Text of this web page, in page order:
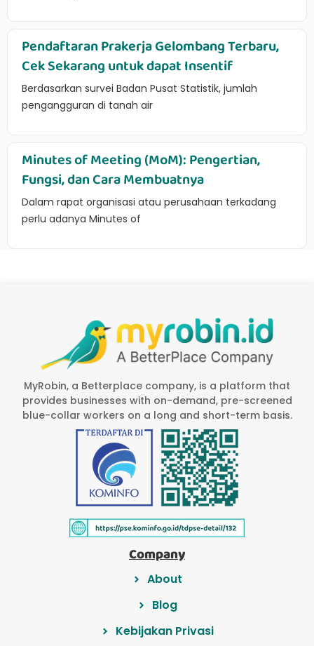
Pendaftaran Prakerja Gelombang Terbaru,
Cek Sekarang untuk dapat Insentif
Berdasarkan survei Badan Pusat Statistik, jumlah
pengangguran di tanah air
Minutes of Meeting (MoM): Pengertian,
Fungsi, dan Cara Membuatnya
Dalam rapat organisasi atau perusahaan terkadang
perlu adanya Minutes of
MyRobin, a Betterplace company, is a platform that
provides businesses with on-demand, pre-screened
blue-collar workers on a long and short-term basis.
Company
About
Blog
Kebijakan Privasi